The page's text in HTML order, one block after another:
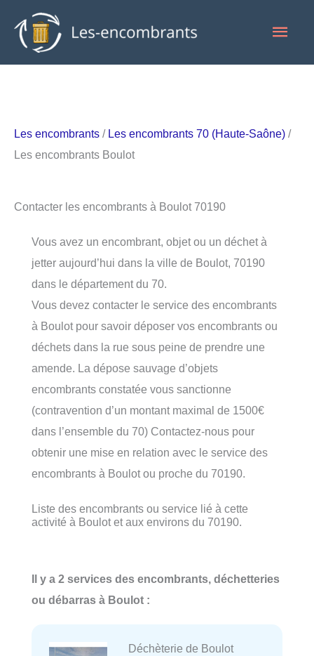
contenu
Les encombrants / Les encombrants 70 (Haute-Saône) /
Les encombrants Boulot
Contacter les encombrants à Boulot 70190
Vous avez un encombrant, objet ou un déchet à
jetter aujourd’hui dans la ville de Boulot, 70190
dans le département du 70.
Vous devez contacter le service des encombrants
à Boulot pour savoir déposer vos encombrants ou
déchets dans la rue sous peine de prendre une
amende. La dépose sauvage d’objets
encombrants constatée vous sanctionne
(contravention d’un montant maximal de 1500€
dans l’ensemble du 70) Contactez-nous pour
obtenir une mise en relation avec le service des
encombrants à Boulot ou proche du 70190.
Liste des encombrants ou service lié à cette
activité à Boulot et aux environs du 70190.
Il y a 2 services des encombrants, déchetteries
ou débarras à Boulot :
Déchèterie de Boulot